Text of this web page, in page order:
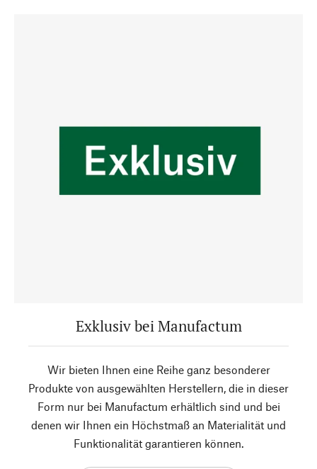
Exklusiv bei Manufactum
Wir bieten Ihnen eine Reihe ganz besonderer
Produkte von ausgewählten Herstellern, die in dieser
Form nur bei Manufactum erhältlich sind und bei
denen wir Ihnen ein Höchstmaß an Materialität und
Funktionalität garantieren können.